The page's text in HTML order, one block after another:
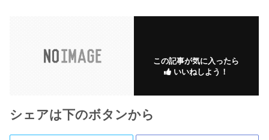
この記事が気に入ったら
いいねしよう！
シェアは下のボタンから